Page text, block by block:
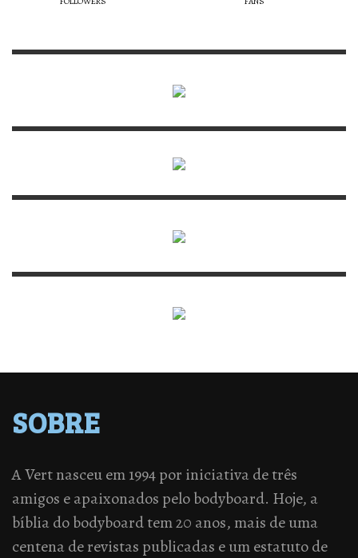
SOBRE
A Vert nasceu em 1994 por iniciativa de três
amigos e apaixonados pelo bodyboard. Hoje, a
bíblia do bodyboard tem 20 anos, mais de uma
centena de revistas publicadas e um estatuto de